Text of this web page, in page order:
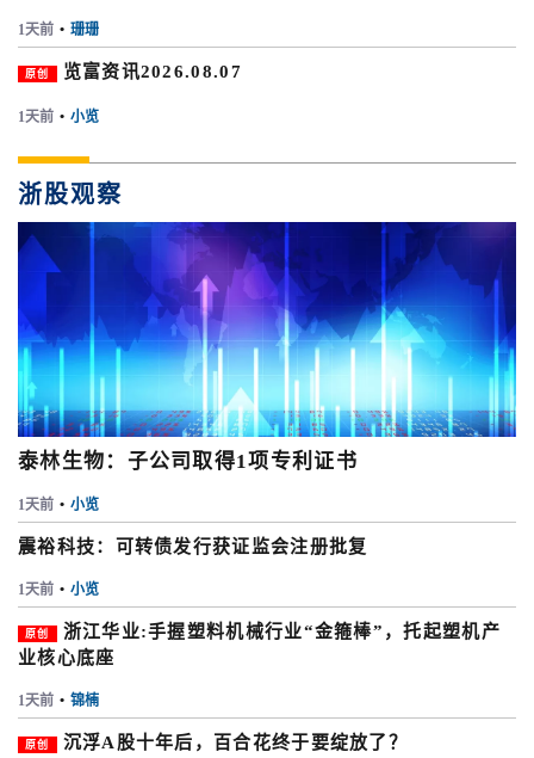
1天前 • 珊珊
原创 览富资讯2026.08.07
1天前 • 小览
浙股观察
泰林生物：子公司取得1项专利证书
1天前 • 小览
震裕科技：可转债发行获证监会注册批复
1天前 • 小览
原创
浙江华业:手握塑料机械行业“金箍棒”，托起塑机产
业核心底座
1天前 • 锦楠
原创 沉浮A股十年后，百合花终于要绽放了？